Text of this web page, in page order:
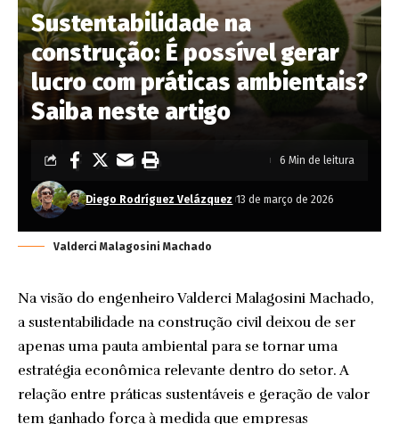
Sustentabilidade na
construção: É possível gerar
lucro com práticas ambientais?
Saiba neste artigo
Diego Rodríguez Velázquez 13 de março de 2026
6 Min de leitura
Valderci Malagosini Machado
Na visão do engenheiro Valderci Malagosini Machado,
a sustentabilidade na construção civil deixou de ser
apenas uma pauta ambiental para se tornar uma
estratégia econômica relevante dentro do setor. A
relação entre práticas sustentáveis e geração de valor
tem ganhado força à medida que empresas